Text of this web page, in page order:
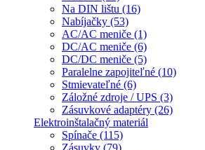
Na DIN lištu (16)
Nabíjačky (53)
AC/AC meniče (1)
DC/AC meniče (6)
DC/DC meniče (5)
Paralelne zapojiteľné (10)
Stmievateľné (6)
Záložné zdroje / UPS (3)
Zásuvkové adaptéry (26)
Elektroinštalačný materiál
Spínače (115)
Zásuvky (79)